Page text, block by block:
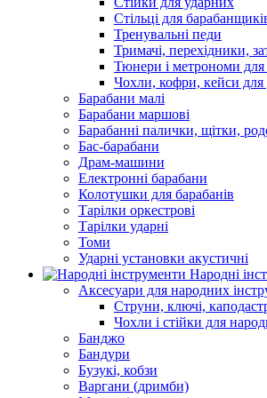
Стільці для
Тренувальні педи
Тримачі, перехідники,
Тюнери і метрономи для
Чохли, кофри, кейси для
Барабани малі
Барабани маршові
Барабанні палички, щітки,
Бас-барабани
Драм-машини
Електронні барабани
Колотушки для барабанів
Тарілки оркестрові
Тарілки ударні
Томи
Ударні установки акустичні
Народні
Аксесуари для народних
Струни, ключі,
Чохли і стійки для
Банджо
Бандури
Бузукі, кобзи
Варгани (дримби)